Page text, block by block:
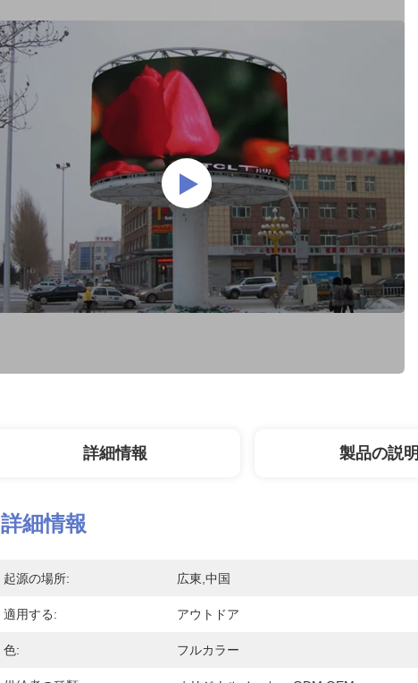
詳細情報 製品の説明
詳細情報
起源の場所: 広東,中国
適用する: アウトドア
色: フルカラー